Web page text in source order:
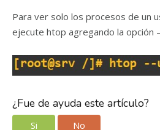
Para ver solo los procesos de un
ejecute htop agregando la opción
¿Fue de ayuda este artículo?
Si No